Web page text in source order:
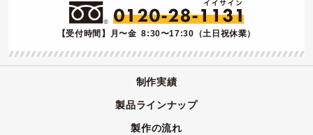
【受付時間】月〜金 8:30〜17:30（土日祝休業）
制作実績
製品ラインナップ
製作の流れ